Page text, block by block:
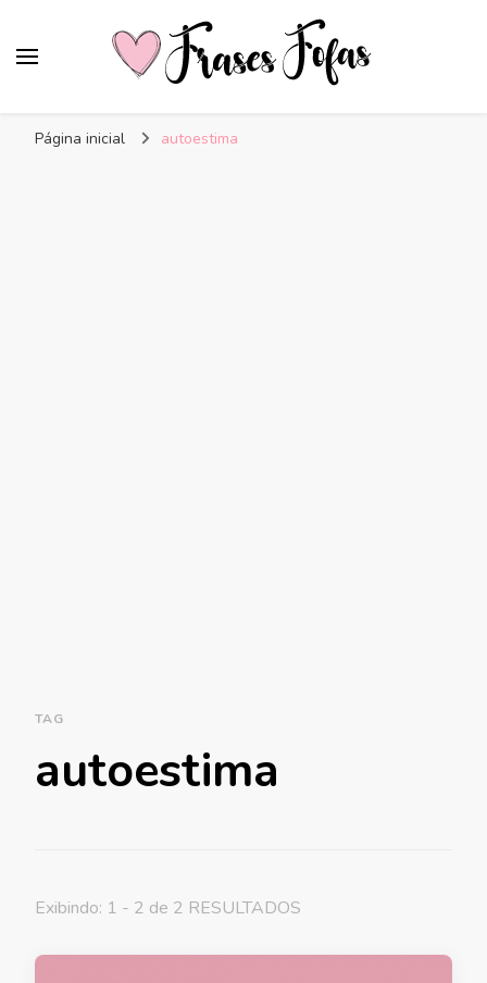
Página inicial autoestima
TAG
autoestima
Exibindo: 1 - 2 de 2 RESULTADOS